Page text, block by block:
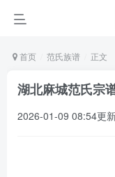
首页 范氏族谱 正文
湖北麻城范氏宗
2026-01-09 08:54更